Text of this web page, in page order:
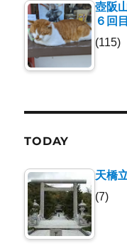
壺阪
６回目
(115)
TODAY
天橋
(7)